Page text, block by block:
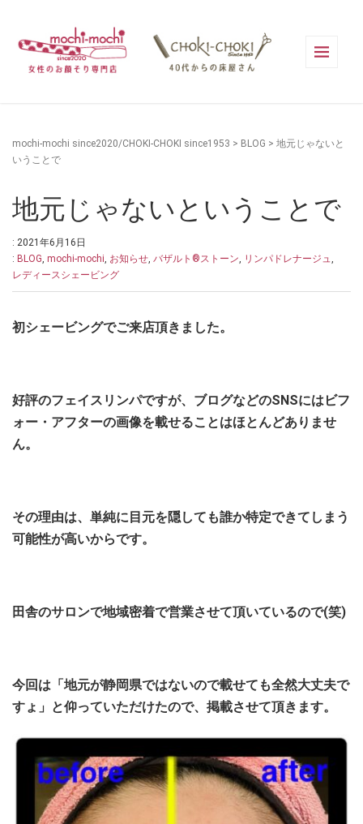
mochi-mochi since2020/CHOKI-CHOKI since1953 > BLOG > 地元じゃないと
いうことで
地元じゃないということで
: 2021年6月16日
: BLOG, mochi-mochi, お知らせ, バザルト®ストーン, リンパドレナージュ,
レディースシェービング
初シェービングでご来店頂きました。
好評のフェイスリンパですが、ブログなどのSNSにはビフ
ォー・アフターの画像を載せることはほとんどありませ
ん。
その理由は、単純に目元を隠しても誰か特定できてしまう
可能性が高いからです。
田舎のサロンで地域密着で営業させて頂いているので(笑)
今回は「地元が静岡県ではないので載せても全然大丈夫で
すょ」と仰っていただけたので、掲載させて頂きます。